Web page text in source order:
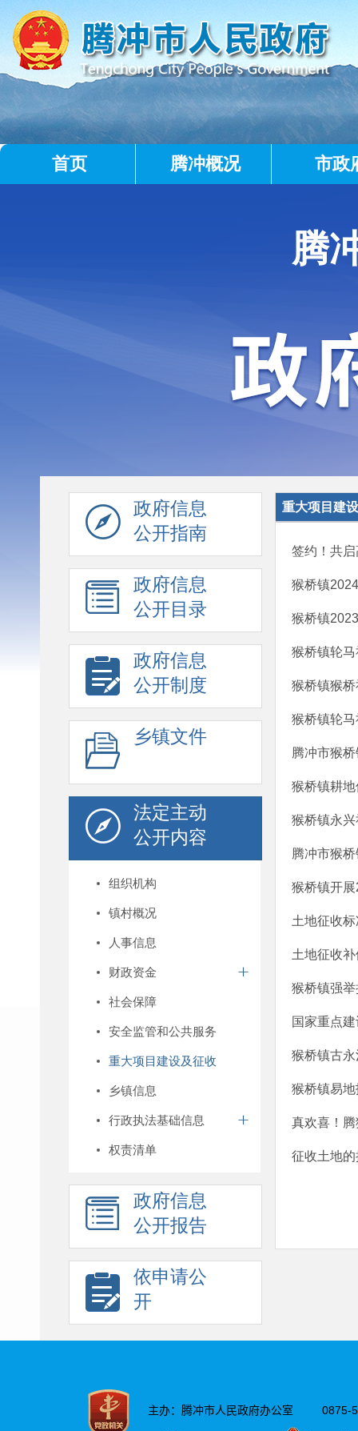
首页 腾冲概况 市政
腾
政府信息
公开指南
政府信息
公开目录
政府信息
公开制度
乡镇文件
法定主动
公开内容
组织机构
镇村概况
人事信息
财政资金
社会保障
安全监管和公共服务
重大项目建设及征收
乡镇信息
行政执法基础信息
权责清单
政府信息
公开报告
依申请公
开
重大项目建
签约！共
猴桥镇
猴桥镇
猴桥镇轮
猴桥镇猴
猴桥镇轮
腾冲市猴
猴桥镇耕
猴桥镇永
腾冲市猴
猴桥镇开
土地征收标
土地征收补
猴桥镇强
国家重点
猴桥镇古
猴桥镇易
真欢喜！
征收土地